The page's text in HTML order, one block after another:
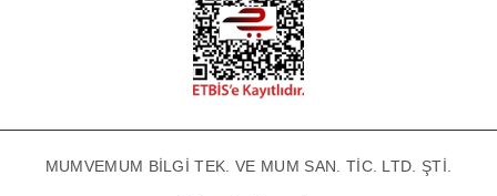
MUMVEMUM BİLGİ TEK. VE MUM SAN. TİC. LTD. ŞTİ.